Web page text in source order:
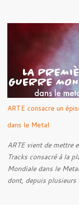
Rebellion Against
Sense Of Fear
ARTE consacre un
dans le Metal
ARTE vient de mettre
Tracks consacré à la
Mondiale dans le
dont, depuis plusieurs